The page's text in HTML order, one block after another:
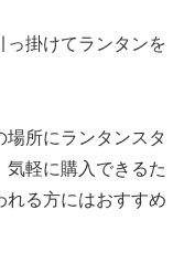
っ掛けてランタンを
場所にランタンスタ
気軽に購入できるた
れる方にはおすすめ